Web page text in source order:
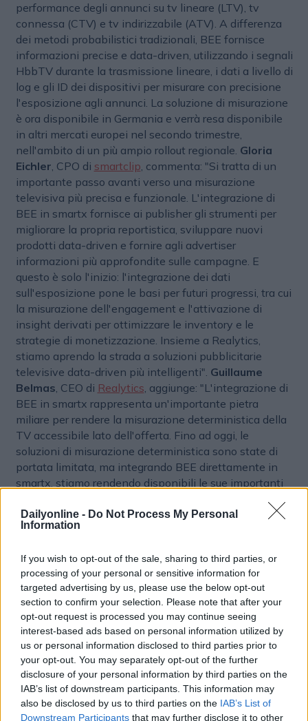
Dailyonline - Do Not Process My Personal
Information
If you wish to opt-out of the sale, sharing to third parties, or
processing of your personal or sensitive information for
targeted advertising by us, please use the below opt-out
section to confirm your selection. Please note that after your
opt-out request is processed you may continue seeing
interest-based ads based on personal information utilized by
us or personal information disclosed to third parties prior to
your opt-out. You may separately opt-out of the further
disclosure of your personal information by third parties on the
IAB’s list of downstream participants. This information may
also be disclosed by us to third parties on the IAB’s List of
Downstream Participants that may further disclose it to other
performance degli annunci su tv lineare (LTV), tv
connessa (CTV) e tv indirizzabile (ATV). A differenza
dei metodi probabilistici tradizionali, BEE fornisce
informazioni precise e data-driven, utilizzando i segnali
HbbTV durante la trasmissione lineare, i dati a livello di
log e gli ID dei dispositivi per misurare con precisione
l'esposizione agli annunci. La soluzione di misurazione
è ora disponibile in Germania e verrà resa disponibile
in altri mercati europei nel secondo trimestre,
nell'ambito di un più ampio rollout regionale. Gloria
Eichler, CPO di smartclip, commenta: "Si tratta di un
importante passo avanti verso una misurazione
televisiva più precisa e funzionale. L'integrazione di
BEE in smartx fornisce ai publisher gli strumenti per
migliorare la propria reportistica, sviluppare nuovi
prodotti data-driven e fornire agli advertiser
informazioni più approfondite sulle campagne. E
questo è solo l'inizio: l'integrazione dei dati
sull'esposizione pone le basi per futuri progressi, tra cui
la misurazione dell'engagement e l'attivazione di
insight derivati per ottimizzare le inventory e le
strategie di monetizzazione. Insieme a Realytics,
stiamo aprendo la strada a soluzioni pubblicitarie
televisive data-driven più intelligenti". Guillaume
Belmas, CEO di Realytics, aggiunge: "L'integrazione di
BEE in smartx rappresenta un'importante pietra
miliare per rendere la misurazione deterministica della
TV accessibile lato dell'offerta. Fino ad oggi, le
soluzioni di misurazione deterministica sono state di
portata limitata, ma integrando BEE direttamente in
smartx, stiamo rendendo disponibili le sue importanti
all'accesso continuo ai dati deterministici delle
campagne cross-tv, i clienti di smartclip possono
inserzionisti informazioni più precise, basate sui dati,
da utilizzare per ottimizzare le campagne cross-
televisive."
TV MADTECH